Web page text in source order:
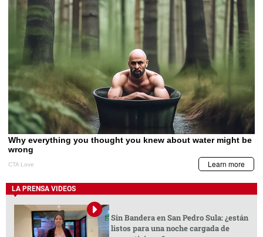
LA PRENSA VIDEOS
Sin Bandera en San Pedro Sula: ¿están
listos para una noche cargada de